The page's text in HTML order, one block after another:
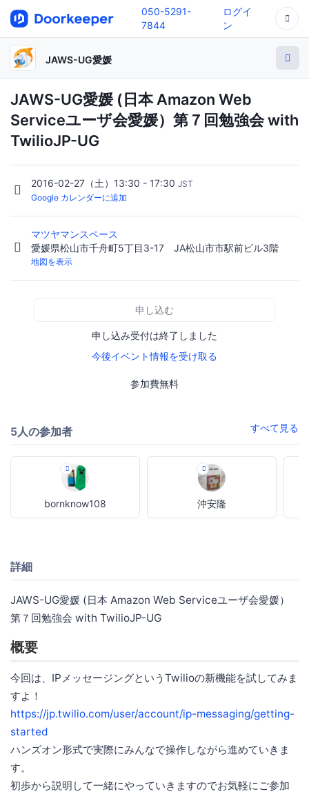
050-5291-
7844
ログイ
ン
JAWS-UG愛媛
JAWS-UG愛媛 (日本 Amazon Web
Serviceユーザ会愛媛）第７回勉強会 with
TwilioJP-UG
2016-02-27（土）13:30 - 17:30 JST
Google カレンダーに追加
マツヤマンスペース
愛媛県松山市千舟町5丁目3-17 JA松山市市駅前ビル3階
地図を表示
申し込む
申し込み受付は終了しました
今後イベント情報を受け取る
参加費無料
5人の参加者 すべて見る
bornknow108 沖安隆
詳細
JAWS-UG愛媛 (日本 Amazon Web Serviceユーザ会愛媛）
第７回勉強会 with TwilioJP-UG
概要
今回は、IPメッセージングというTwilioの新機能を試してみま
すよ！
https://jp.twilio.com/user/account/ip-messaging/getting-
started
ハンズオン形式で実際にみんなで操作しながら進めていきま
す。
初歩から説明して一緒にやっていきますのでお気軽にご参加